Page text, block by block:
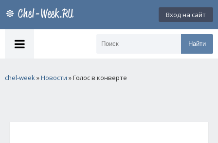
Вход на сайт
Найти
chel-week»Новости » Голос в конверте